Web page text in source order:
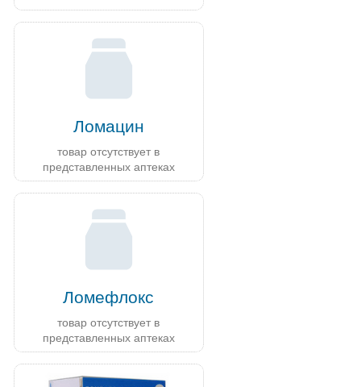
Ломацин
товар отсутствует в
представленных аптеках
Ломефлокс
товар отсутствует в
представленных аптеках